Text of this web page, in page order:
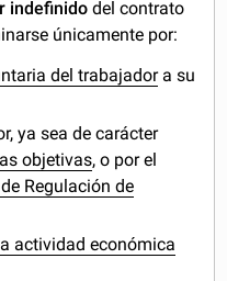
indefinido del contrato
únicamente por:
del trabajadora su
ya sea de carácter
objetivas, o por el
Regulación de
actividad económica